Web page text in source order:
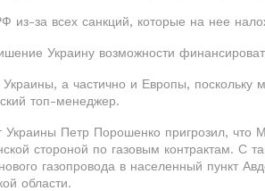
из-за всех санкций, которые на нее
Украину возможности
а частично и Европы, поскольку
топ-менеджер.
Петр Порошенко пригрозил, что
стороной по газовым контрактам. С
газопровода в населенный пункт
области.